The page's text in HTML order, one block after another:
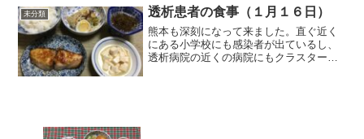
ています。しかし、一昨日のように急に
しびれが出ると、何故って...
未分類 透析患者の食事（１月１６日）
熊本も深刻になって来ました。直ぐ近く
にある小学校にも感染者が出ているし、
透析病院の近くの病院にもクラスターが